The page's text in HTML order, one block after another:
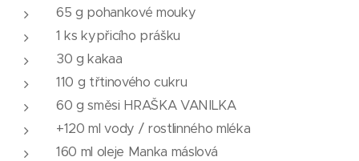
65 g pohankové mouky
1 ks kypřicího prášku
30 g kakaa
110 g třtinového cukru
60 g směsi HRAŠKA VANILKA
+120 ml vody / rostlinného mléka
160 ml oleje Manka máslová